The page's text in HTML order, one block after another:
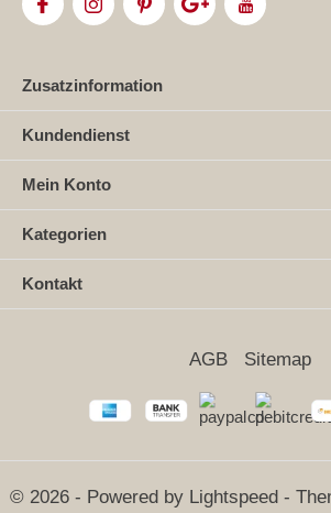
Zusatzinformation
Kundendienst
Mein Konto
Kategorien
Kontakt
© 2026 - Powered by Lightspeed -
AGB Sitemap